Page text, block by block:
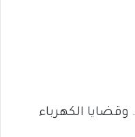
الكهرباء